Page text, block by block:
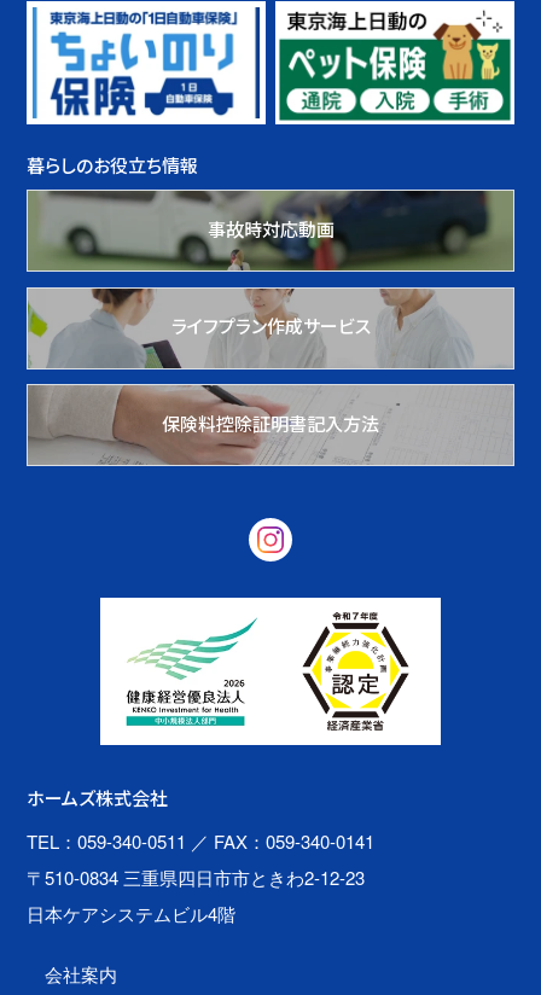
暮らしのお役立ち情報
事故時対応動画
ライフプラン作成サービス
保険料控除証明書記入方法
ホームズ株式会社
TEL：059-340-0511 ／ FAX：059-340-0141
〒510-0834 三重県四日市市ときわ2-12-23
日本ケアシステムビル4階
会社案内